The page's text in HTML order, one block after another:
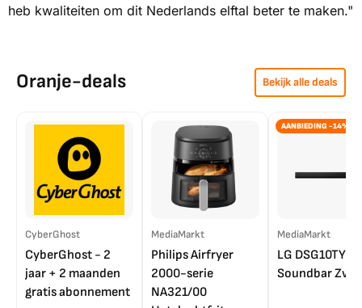
heb kwaliteiten om dit Nederlands elftal beter te maken."
Oranje-deals Bekijk alle deals
CyberGhost
CyberGhost - 2
jaar + 2 maanden
gratis abonnement
MediaMarkt
Philips Airfryer
2000-serie
NA321/00
AANBIEDING -14%
MediaMarkt
LG DSG10TY
Soundbar